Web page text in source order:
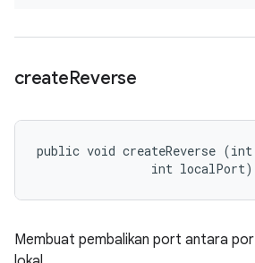
createReverse
public void createReverse (int
                int localPort)
Membuat pembalikan port antara